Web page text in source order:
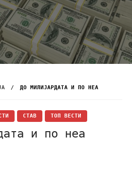
ДО МИЛИЈАРДАТА И ПО НЕА
СТАВ ТОП ВЕСТИ
и по неа